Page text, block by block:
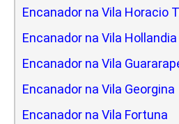
Encanador na Vila Horacio
Encanador na Vila Hollandia
Encanador na Vila
Encanador na Vila Georgina
Encanador na Vila Fortuna